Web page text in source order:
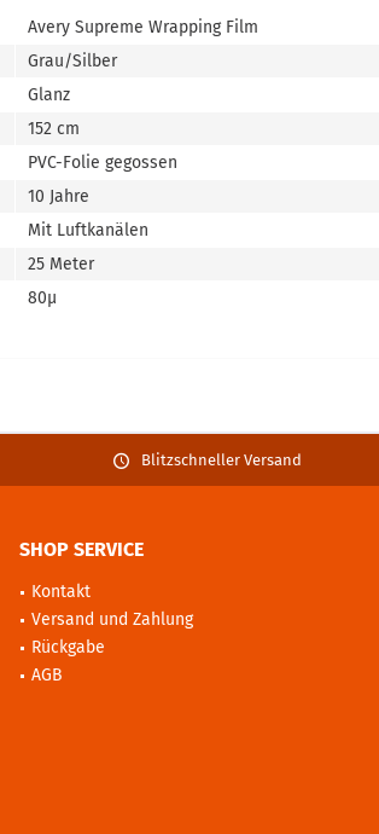
Avery Supreme Wrapping Film
Grau/Silber
Glanz
152 cm
PVC-Folie gegossen
10 Jahre
Mit Luftkanälen
25 Meter
80µ
Blitzschneller Versand
SHOP SERVICE
Kontakt
Versand und Zahlung
Rückgabe
AGB